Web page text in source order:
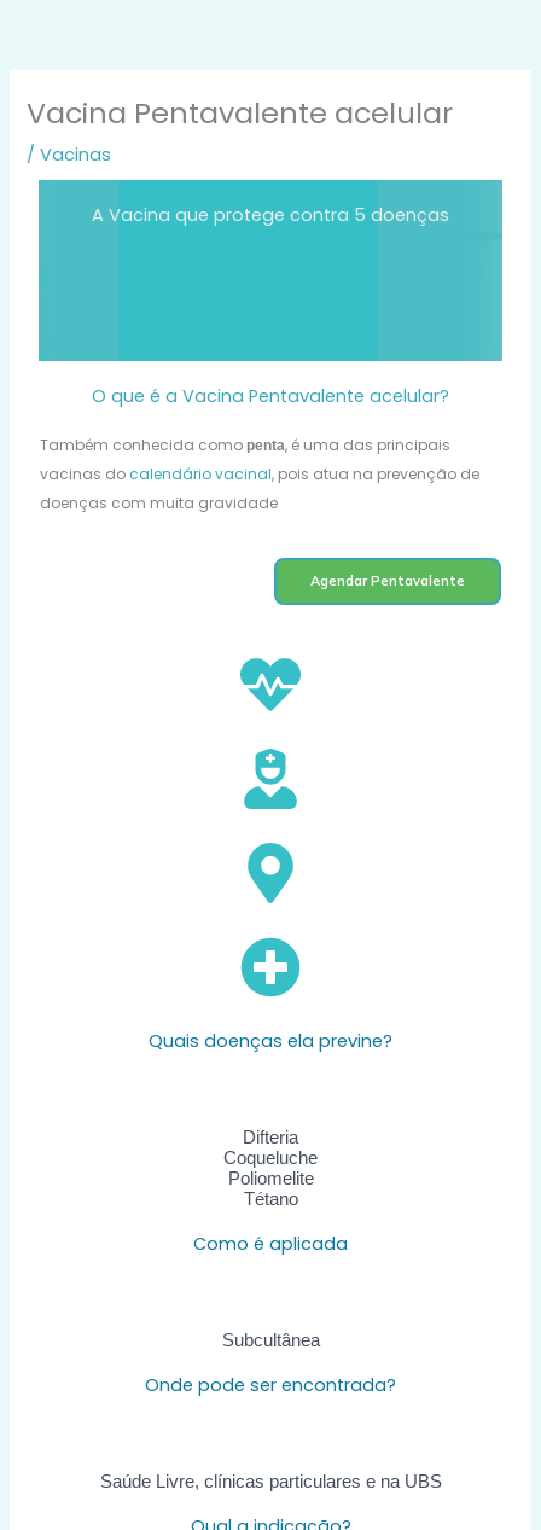
Vacina Pentavalente acelular
/Vacinas
A Vacina que protege contra 5 doenças
O que é a Vacina Pentavalente acelular?
Também conhecida como penta, é uma das principais
vacinas do calendário vacinal, pois atua na prevenção de
doenças com muita gravidade
Agendar Pentavalente
Quais doenças ela previne?
Difteria
Coqueluche
Poliomelite
Tétano
Como é aplicada
Subcultânea
Onde pode ser encontrada?
Saúde Livre, clínicas particulares e na UBS